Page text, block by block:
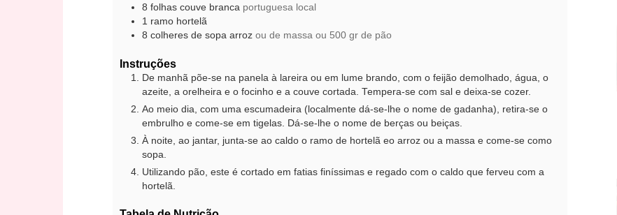
8 folhas couve branca portuguesa local
1 ramo hortelã
8 colheres de sopa arroz ou de massa ou 500 gr de pão
Instruções
De manhã põe-se na panela à lareira ou em lume brando, com o feijão demolhado, água, o
azeite, a orelheira e o focinho e a couve cortada. Tempera-se com sal e deixa-se cozer.
Ao meio dia, com uma escumadeira (localmente dá-se-lhe o nome de gadanha), retira-se o
embrulho e come-se em tigelas. Dá-se-lhe o nome de berças ou beiças.
À noite, ao jantar, junta-se ao caldo o ramo de hortelã eo arroz ou a massa e come-se como
sopa.
Utilizando pão, este é cortado em fatias finíssimas e regado com o caldo que ferveu com a
hortelã.